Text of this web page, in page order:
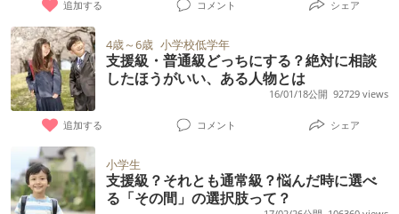
す。 1年生は普通級で途中で転籍した方、ど
のような経緯で転籍しましたか？ 「頑張れば
普通級でいけるかもしれない。ただ、学校っ
て頑張るところじゃない。」←本田秀夫さん
「世間体を気にしなければ支援級のほうが合
っているのでは？」 「ただ支援級へ行く決定
打がないから踏ん切りがつかない」 「2年生
まで待ってそれから決断するか」 「迷うなら
今じゃないのか？？」 これが私の意見です。
年下とばかり遊んでいる。同世代との遊びに
はついていけなさそう。 《情緒支援級のメリ
ット・デメリット》 ◯指示がわからなくても
先生が個別対応してくれる。 ◯少人数で保育
所とのギャップが少なく、慣れやすそう。 ✕
教室がざわついていて、逆に息子は落ち着か
ないかもしれない。 《普通級のメリット・デ
メリット》 ◯周りを見て行動する力はあるの
援級から始めても良いという気持ちもあるも
のの、普通級で問題ない気もします。でも小
さい頃の大変だったイメージが残っていて決
断できずにおります。 小さい頃から劇的に変
化したお子様や、少し会話に課題が残るよう
なお子様がどのような就学先を選んでどんな
生活をしているか経験談やアドバイスがあれ
ば是非参考にさせていただきたいので宜しく
お願いします。
楽しく学校が行けてるからすぐにでは無く、
ゆくゆくは普通学級に行きたいと言っていま
す。 支援学級から普通学級に移動したお子さ
んをお持ちの方の体験談やご意見お待ちして
おります。
友達との関わりなどで気になる事があれば遠
慮せずに言って下さいと書面と口頭で伝えて
いましたが、今まで検査を進められた事はあ
りませんでした。市立の保育園なので気にな
るお子さんは教育委員会に事前に保育園から
通達が行き、夏頃には保護者に連絡が来ると
聞いていましたが連絡は来ず、なので、就学
前健診の結果を聞いた時は頭が真っ白になる
くらいにショックでした。 IQ66だと軽度発達
追加する コメント シェア
4歳～6歳 小学校低学年
支援級・普通級どっちにする？絶対に相談
したほうがいい、ある人物とは
16/01/18公開 92729 views
追加する コメント シェア
小学生
支援級？それとも通常級？悩んだ時に選べ
る「その間」の選択肢って？